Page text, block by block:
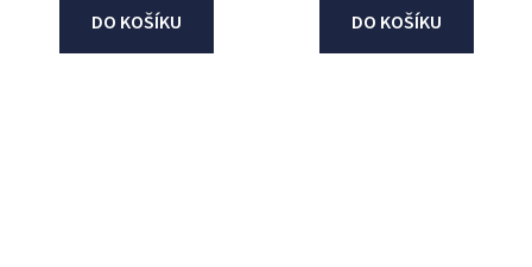
DO KOŠÍKU DO KOŠÍKU